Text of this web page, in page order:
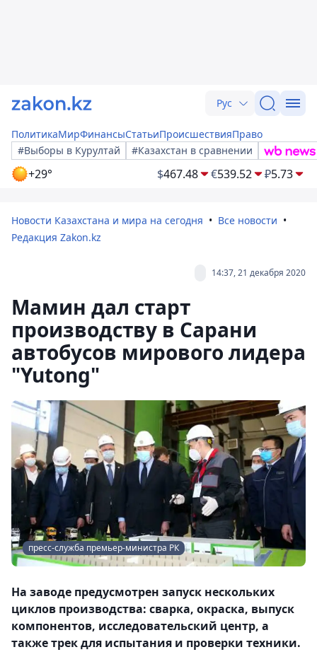
Рус
ПолитикаМирФинансыСтатьиПроисшествияПраво
#Выборы в Курултай
#Казахстан в сравнении
+29° $467.48 €539.52 ₽5.73
Новости Казахстана и мира на сегодня
Все новости
Редакция Zakon.kz
14:37, 21 декабря 2020
Мамин дал старт
производству в Сарани
автобусов мирового лидера
"Yutong"
пресс-служба премьер-министра РК
На заводе предусмотрен запуск нескольких
циклов производства: сварка, окраска, выпуск
компонентов, исследовательский центр, а
также трек для испытания и проверки техники.